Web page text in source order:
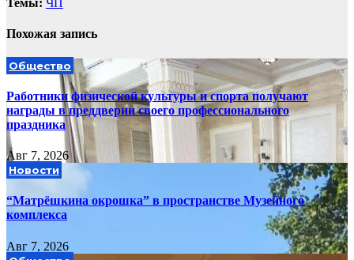
Темы: ЧП
Похожая запись
Общество
Работники физической культуры и спорта получают
награды в преддверии своего профессионального
праздника
Авг 7, 2026
Новости
“Матрёшкина окрошка” в пространстве Музейного
комплекса
Авг 7, 2026